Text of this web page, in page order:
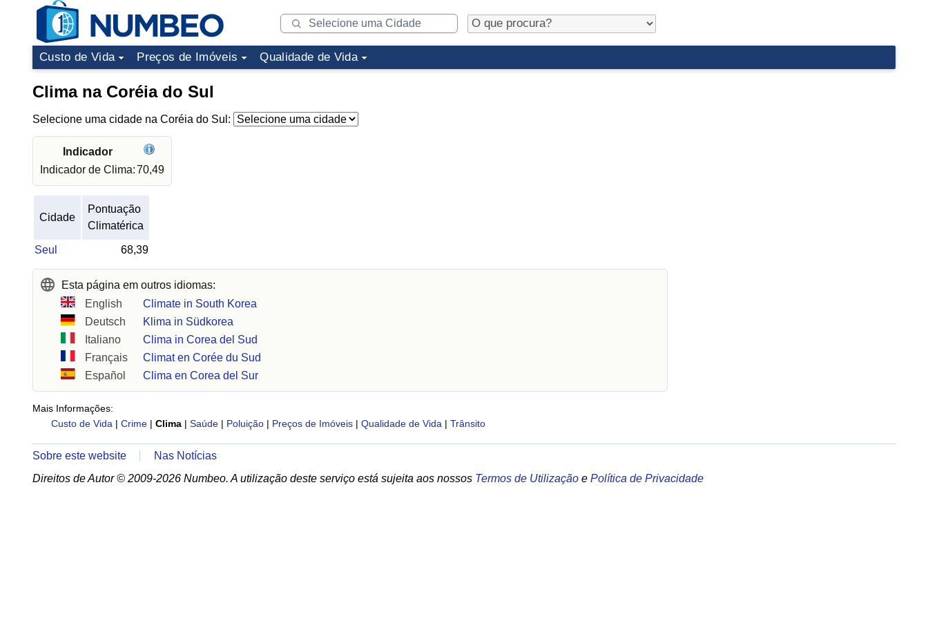
Custo de Vida Preços de Imóveis Qualidade de Vida
Clima na Coréia do Sul
Selecione uma cidade na Coréia do Sul:
Indicador
Indicador de Clima:70,49
Cidade
Pontuação
Climatérica
Seul 68,39
Esta página em outros idiomas:
English
Climate in South Korea
Deutsch
Klima in Südkorea
Italiano
Clima in Corea del Sud
Français
Climat en Corée du Sud
Español
Clima en Corea del Sur
Mais Informações:
Custo de Vida | Crime | Clima | Saúde | Poluição | Preços de Imóveis | Qualidade de Vida | Trânsito
Sobre este website
Nas Notícias
Direitos de Autor © 2009-2026 Numbeo. A utilização deste serviço está sujeita aos nossos Termos de Utilização e Política de Privacidade